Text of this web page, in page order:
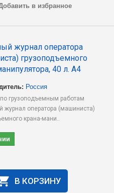
в избранное
журнал оператора
грузоподъемного
40 л. А4
Россия
грузоподъемным работам
журнал оператора (машиниста)
крана-мани..
В КОРЗИНУ